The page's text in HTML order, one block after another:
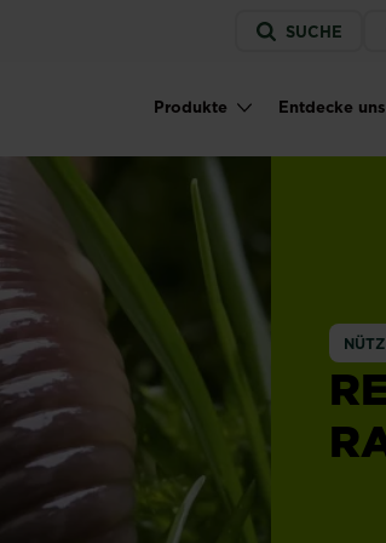
Service
menu
SUCHE
Main navigation
Produkte Entdecke